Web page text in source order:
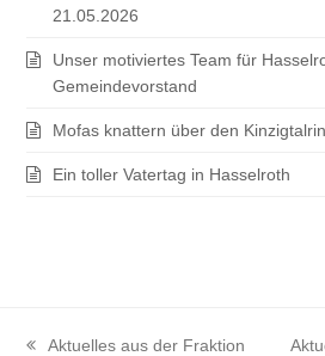
21.05.2026
Unser motiviertes Team für
Gemeindevorstand
Mofas knattern über den
Ein toller Vatertag in Hasselroth
Aktuelles aus der Fraktion